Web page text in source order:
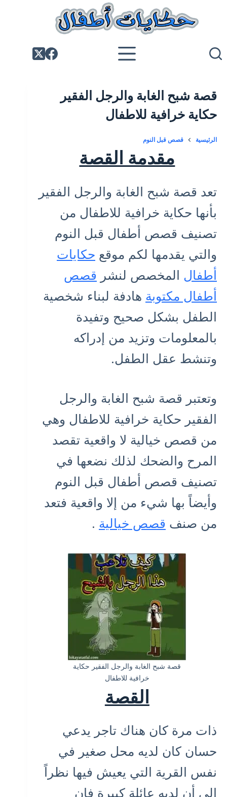
المحتوى
قصة شبح الغابة والرجل الفقير
حكاية خرافية للاطفال
الرئيسية قصص قبل النوم
مقدمة القصة
تعد قصة شبح الغابة والرجل الفقير
بأنها حكاية خرافية للاطفال من
تصنيف قصص أطفال قبل النوم
والتي يقدمها لكم موقع حكايات
أطفال المخصص لنشر قصص
أطفال مكتوبة هادفة لبناء شخصية
الطفل بشكل صحيح وتفيدة
بالمعلومات وتزيد من إدراكه
وتنشط عقل الطفل.
وتعتبر قصة شبح الغابة والرجل
الفقير حكاية خرافية للاطفال وهي
من قصص خيالية لا واقعية تقصد
المرح والضحك لذلك نضعها في
تصنيف قصص أطفال قبل النوم
وأيضاً بها شيء من إلا واقعية فتعد
من صنف قصص خيالية .
قصة شبح الغابة والرجل الفقير حكاية
خرافية للاطفال
القصة
ذات مرة كان هناك تاجر يدعي
حسان كان لديه محل صغير في
نفس القرية التي يعيش فيها نظراً
إلى أن لديه عائلة كبيرة فإن